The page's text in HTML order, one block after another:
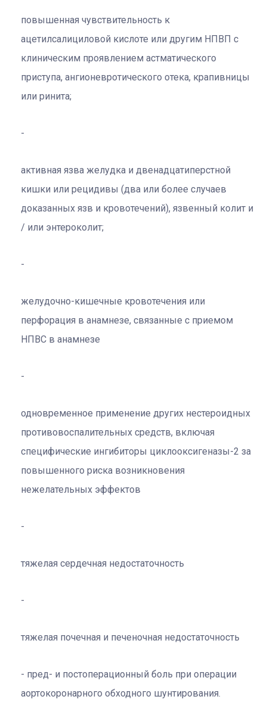
повышенная чувствительность к
ацетилсалициловой кислоте или другим НПВП с
клиническим проявлением астматического
приступа, ангионевротического отека, крапивницы
или ринита;
активная язва желудка и двенадцатиперстной
кишки или рецидивы (два или более случаев
доказанных язв и кровотечений), язвенный колит и
/ или энтероколит;
желудочно-кишечные кровотечения или
перфорация в анамнезе, связанные с приемом
НПВС в анамнезе
одновременное применение других нестероидных
противовоспалительных средств, включая
специфические ингибиторы циклооксигеназы-2 за
повышенного риска возникновения
нежелательных эффектов
тяжелая сердечная недостаточность
тяжелая почечная и печеночная недостаточность
пред- и постоперационный боль при операции
аортокоронарного обходного шунтирования.